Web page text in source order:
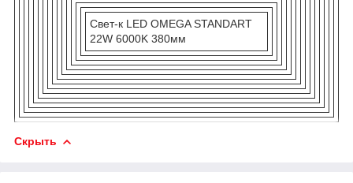
Свет-к LED OMEGA STANDART
22W 6000K 380мм
Скрыть